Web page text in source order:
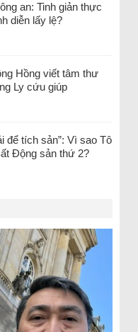
an: Tinh giản thực
diễn lấy lệ?
Hồng viết tâm thư
Ly cứu giúp
để tích sản”: Vì sao Tô
Động sản thứ 2?